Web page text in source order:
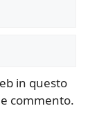
in questo
commento.